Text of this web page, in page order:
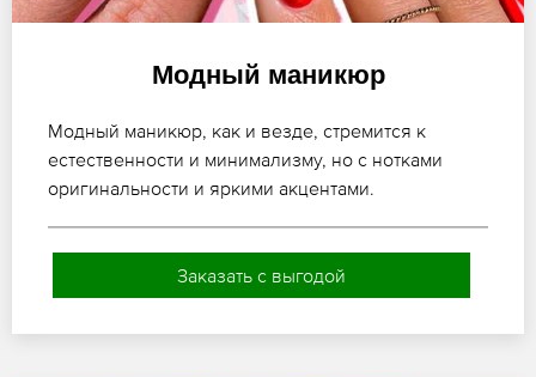
Модный маникюр
Модный маникюр, как и везде, стремится к
естественности и минимализму, но с нотками
оригинальности и яркими акцентами.
Заказать с выгодой